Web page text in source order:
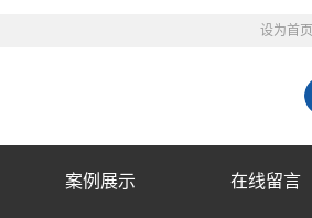
设为首页
案例展示 在线留言